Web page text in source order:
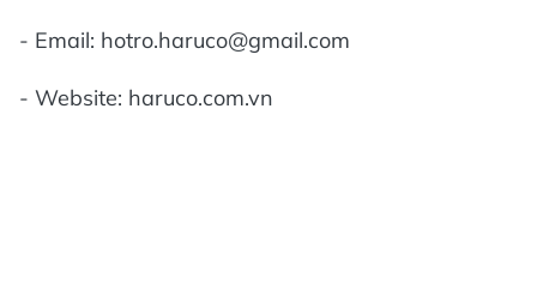
- Email: hotro.haruco@gmail.com
- Website: haruco.com.vn